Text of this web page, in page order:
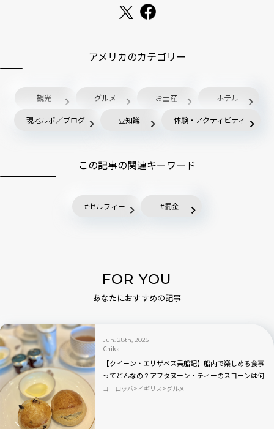
アメリカのカテゴリー
観光 グルメ お土産 ホテル
現地ルポ／ブログ 豆知識 体験・アクティビティ
この記事の関連キーワード
セルフィー 罰金
FOR YOU
あなたにおすすめの記事
Jun. 28th, 2025
Chika
【クイーン・エリザベス乗船記】船内で楽しめる食事
ってどんなの？アフタヌーン・ティーのスコーンは何
度でも食べたい！
ヨーロッパ イギリス グルメ